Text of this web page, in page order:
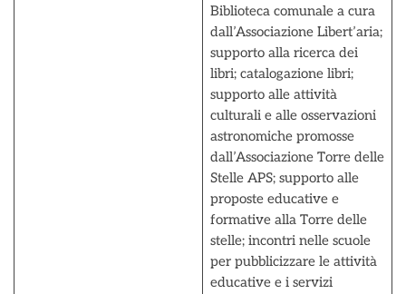
Biblioteca comunale a cura
dall’Associazione Libert’aria;
supporto alla ricerca dei
libri; catalogazione libri;
supporto alle attività
culturali e alle osservazioni
astronomiche promosse
dall’Associazione Torre delle
Stelle APS; supporto alle
proposte educative e
formative alla Torre delle
stelle; incontri nelle scuole
per pubblicizzare le attività
educative e i servizi